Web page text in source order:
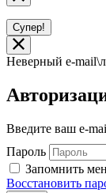
Супер!
Неверный e-
Введите ваш e-
Пароль
Запомнить
Восстановить